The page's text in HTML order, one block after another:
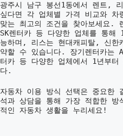
광주시 남구 봉선1동에서 렌트,
싶다면 각 업체별 가격 비교와 차
맞는 최고의 조건을 찾아보세요.
SK렌터카 등 다양한 업체를 통해
능하며, 리스는 현대캐피탈, 신한
약할 수 있습니다. 장기렌터카는
터카 등 다양한 업체에서 1년부
다.
자동차 이용 방식 선택은 중요한
석과 상담을 통해 가장 적합한 방
적인 자동차 생활을 누리세요!